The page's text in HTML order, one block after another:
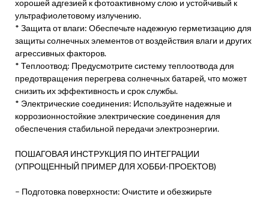
хорошей адгезией к фотоактивному слою и устойчивый к
ультрафиолетовому излучению.
* Защита от влаги: Обеспечьте надежную герметизацию для
защиты солнечных элементов от воздействия влаги и других
агрессивных факторов.
* Теплоотвод: Предусмотрите систему теплоотвода для
предотвращения перегрева солнечных батарей, что может
снизить их эффективность и срок службы.
* Электрические соединения: Используйте надежные и
коррозионностойкие электрические соединения для
обеспечения стабильной передачи электроэнергии.
ПОШАГОВАЯ ИНСТРУКЦИЯ ПО ИНТЕГРАЦИИ
(УПРОЩЕННЫЙ ПРИМЕР ДЛЯ ХОББИ-ПРОЕКТОВ)
– Подготовка поверхности: Очистите и обезжирьте